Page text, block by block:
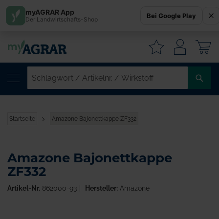
Startseite Amazone Bajonettkappe ZF332
Amazone Bajonettkappe
ZF332
Artikel-Nr. 862000-93 Hersteller:Amazone
myAGRAR App
Der Landwirtschafts-Shop Bei Google Play